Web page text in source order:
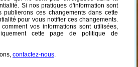
Si nos pratiques d'information sont
ces changements dans cette
pour vous notifier ces changements.
vos informations sont utilisées,
cette page de politique de
contactez-nous.